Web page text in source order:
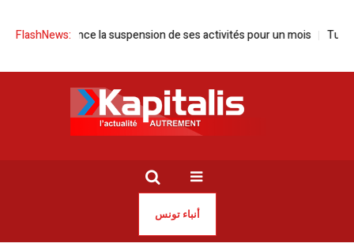
FlashNews:
annonce la suspension de ses activités pour un mois Tunisie |
أنباء تونس